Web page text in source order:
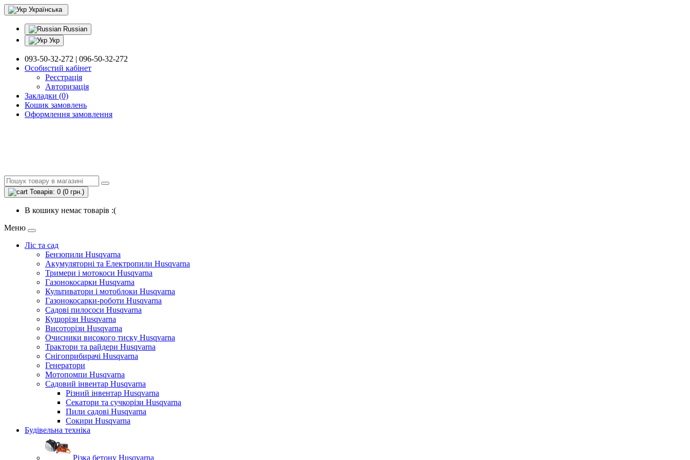
Українська
Russian
Укр
093-50-32-272 | 096-50-32-272
Особистий кабінет
Реєстрація
Авторизація
Закладки (0)
Кошик замовлень
Оформлення замовлення
Товарів: 0 (0 грн.)
В кошику немає товарів :(
Меню
Ліс та сад
Бензопили Husqvarna
Акумуляторні та Електропили Husqvarna
Тримери і мотокоси Husqvarna
Газонокосарки Husqvarna
Культиватори і мотоблоки Husqvarna
Газонокосарки-роботи Husqvarna
Садові пилососи Husqvarna
Кущорізи Husqvarna
Висоторізи Husqvarna
Очисники високого тиску Husqvarna
Трактори та райдери Husqvarna
Снігоприбирачі Husqvarna
Генератори
Мотопомпи Husqvarna
Садовий інвентар Husqvarna
Різний інвентар Husqvarna
Секатори та сучкорізи Husqvarna
Пили садові Husqvarna
Сокири Husqvarna
Будівельна техніка
Різка бетону Husqvarna